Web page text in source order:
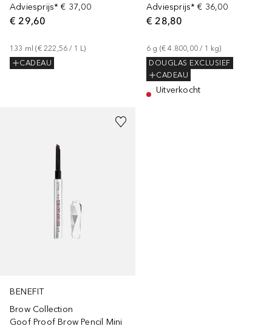
Adviesprijs* € 37,00
€ 29,60
133 ml (€ 222,56 / 1 L)
CADEAU
Adviesprijs* € 36,00
€ 28,80
6 g (€ 4.800,00 / 1 kg)
DOUGLAS EXCLUSIEF
CADEAU
Uitverkocht
BENEFIT
Brow Collection
Goof Proof Brow Pencil Mini